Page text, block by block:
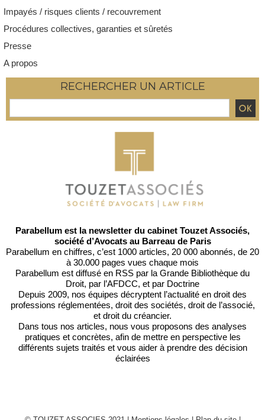
Impayés / risques clients / recouvrement
Procédures collectives, garanties et sûretés
Presse
A propos
RECHERCHER UN ARTICLE
Parabellum est la newsletter du cabinet Touzet Associés,
société d’Avocats au Barreau de Paris
Parabellum en chiffres, c’est 1000 articles, 20 000 abonnés, de 20
à 30.000 pages vues chaque mois
Parabellum est diffusé en RSS par la Grande Bibliothèque du
Droit, par l’AFDCC, et par Doctrine
Depuis 2009, nos équipes décryptent l’actualité en droit des
professions réglementées, droit des sociétés, droit de l’associé,
et droit du créancier.
Dans tous nos articles, nous vous proposons des analyses
pratiques et concrètes, afin de mettre en perspective les
différents sujets traités et vous aider à prendre des décision
éclairées